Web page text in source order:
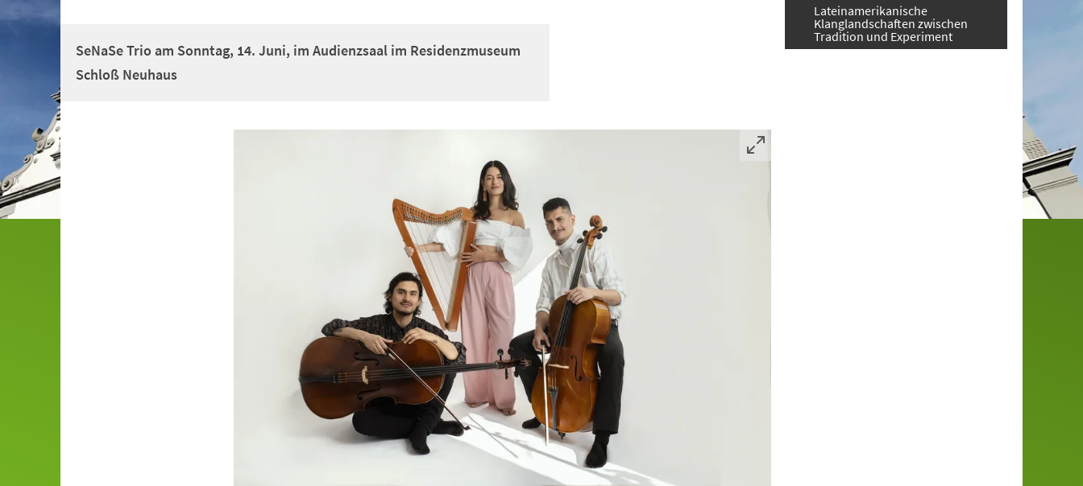
SeNaSe Trio am Sonntag, 14. Juni, im Audienzsaal im Residenzmuseum
Schloß Neuhaus
Lateinamerikanische
Klanglandschaften zwischen
Tradition und Experiment